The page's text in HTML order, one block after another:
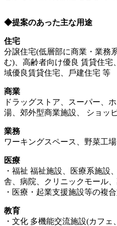
◆提案のあった主な用途
住宅
分譲住宅(低層部に商業・業務
む)、高齢者向け優良 賃貸住宅
域優良賃貸住宅、戶建住宅 等
商業
ドラッグストア、スーパー、
湯、郊外型商業施設、 ショッ
業務
ワーキングスペース、野菜工場
医療
・福祉 福祉施設、医療系施設
舎、病院、クリニックモール
・医療・起業支援施設等の複
教育
・文化 多機能交流施設(カフ